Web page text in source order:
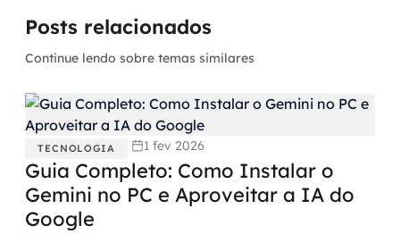
Posts relacionados
Continue lendo sobre temas similares
TECNOLOGIA 1 fev 2026
Guia Completo: Como Instalar o
Gemini no PC e Aproveitar a IA do
Google